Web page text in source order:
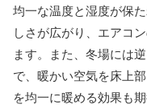
均一な温度と湿度が保
しさが広がり、エアコ
ます。また、冬場には
で、暖かい空気を床上
を均一に暖める効果も期